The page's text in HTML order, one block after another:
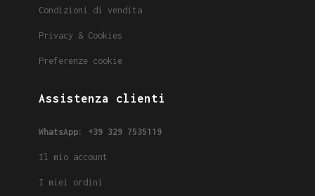
Condizioni di vendita
Privacy & Cookies
Preferenze cookie
Assistenza clienti
WhatsApp: +39 329 7535119
Il mio account
I miei ordini